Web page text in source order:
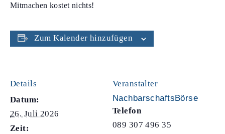
Mitmachen kostet nichts!
Zum Kalender hinzufügen
Details
Datum:
26. Juli 2026
Zeit:
Veranstalter
NachbarschaftsBörse
Telefon
089 307 496 35